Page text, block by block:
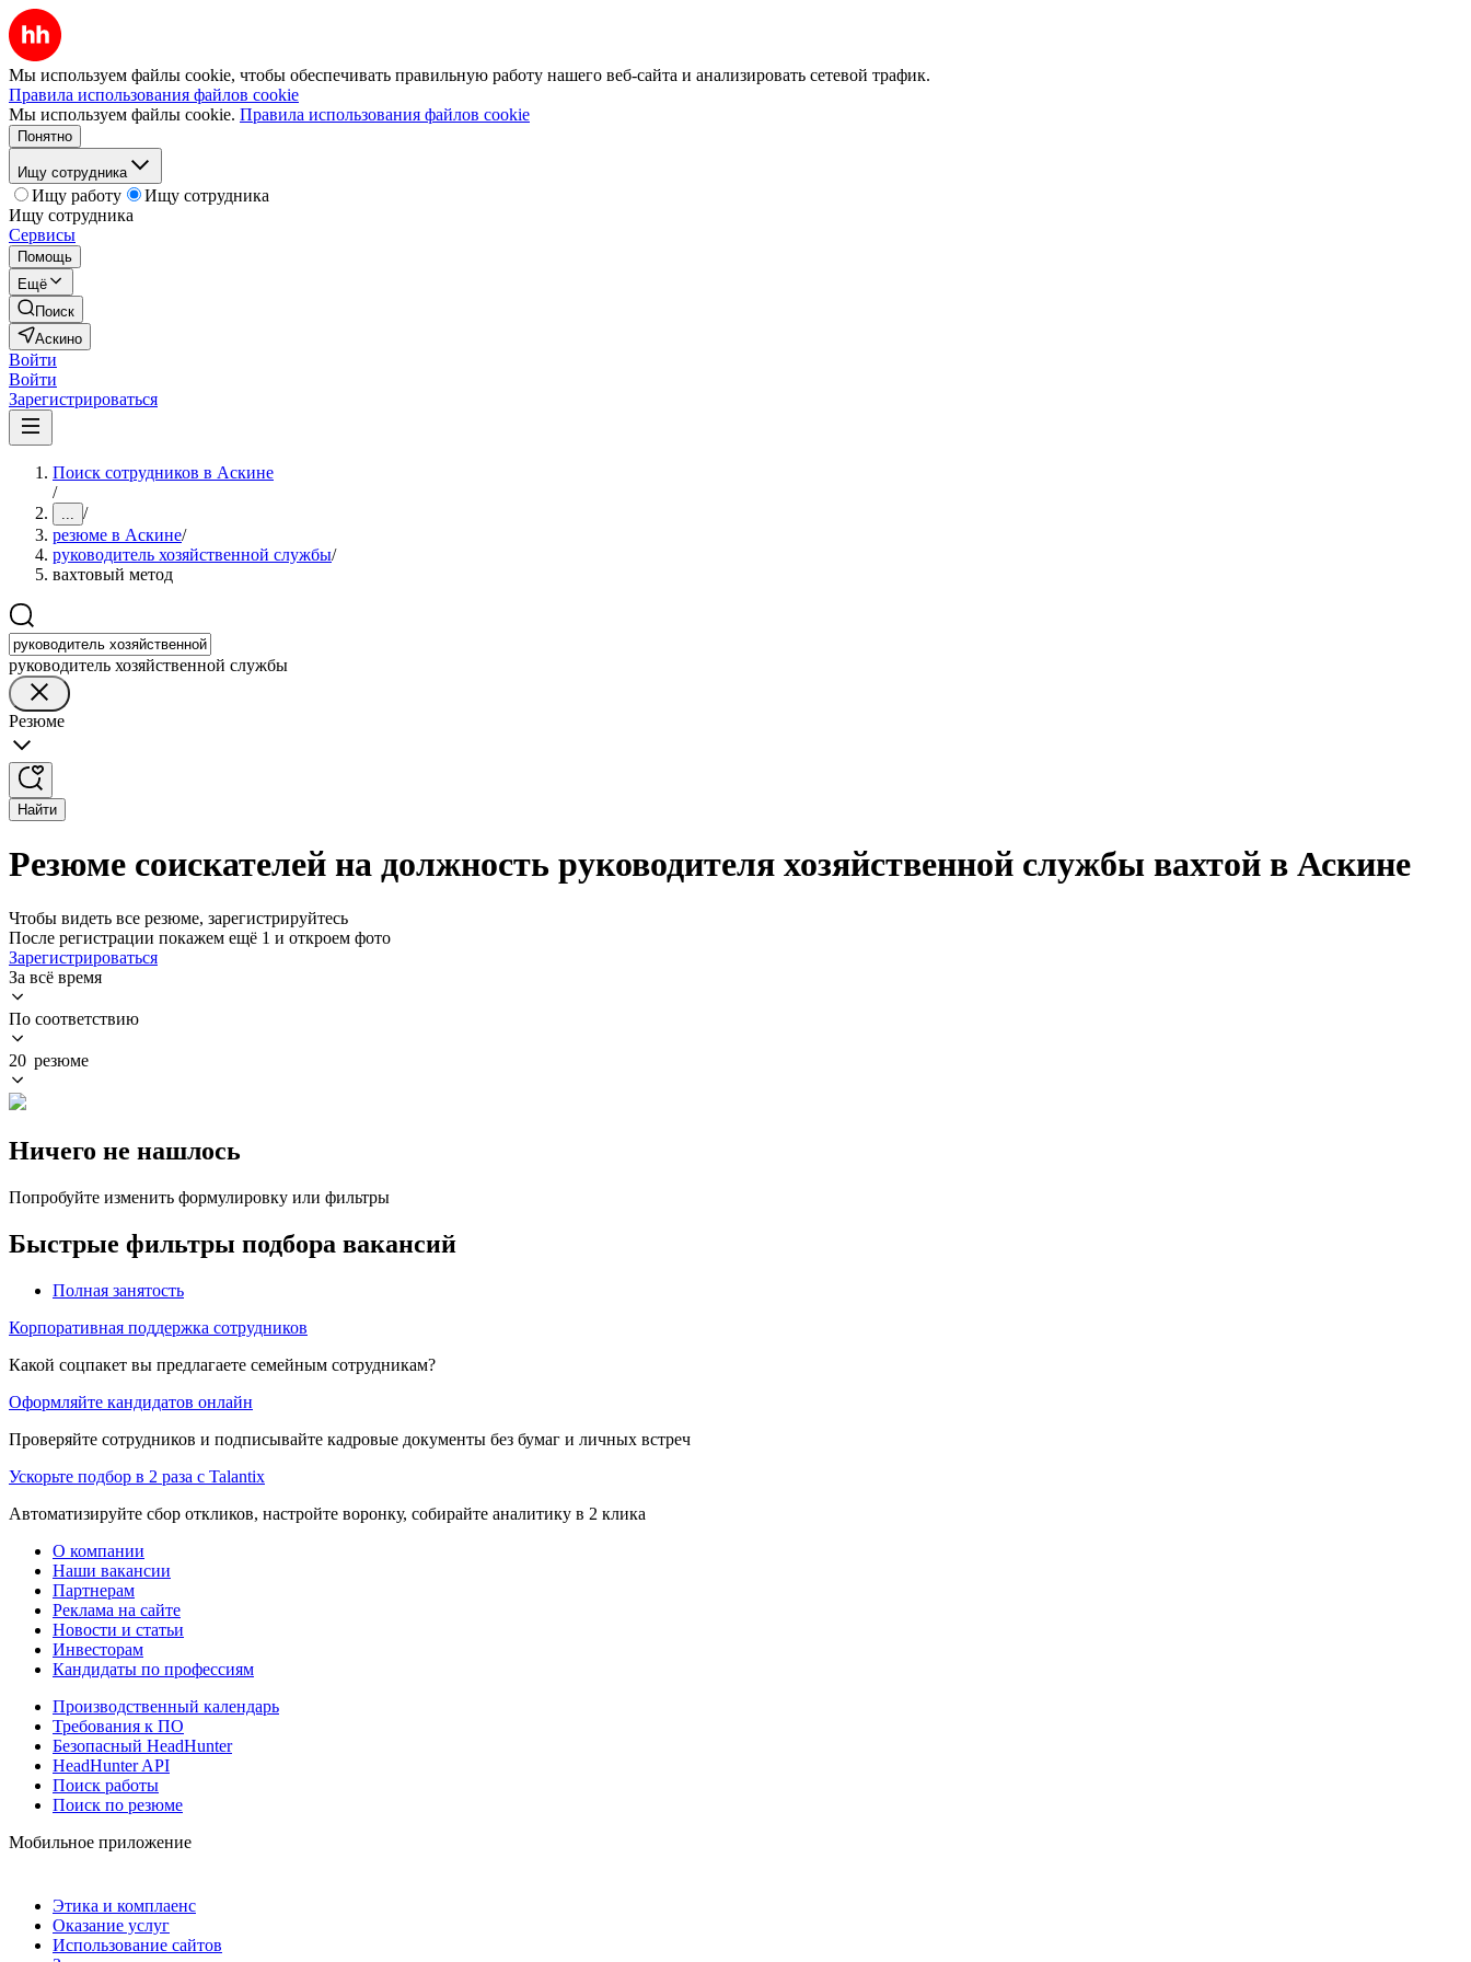
Мы используем файлы cookie, чтобы обеспечивать правильную работу нашего веб-сайта и анализировать сетевой трафик.
Правила использования файлов cookie
Мы используем файлы cookie. Правила использования файлов cookie
Понятно
Ищу сотрудника
Ищу работу
Ищу сотрудника
Ищу сотрудника
Сервисы
Помощь
Ещё
Поиск
Аскино
Войти
Войти
Зарегистрироваться
Поиск сотрудников в Аскине
/
... /
резюме в Аскине/
руководитель хозяйственной службы/
вахтовый метод
руководитель хозяйственной службы
Резюме
Найти
Резюме соискателей на должность руководителя хозяйственной службы вахтой в Аскине
Чтобы видеть все резюме, зарегистрируйтесь
После регистрации покажем ещё 1 и откроем фото
Зарегистрироваться
За всё время
По соответствию
20 резюме
Ничего не нашлось
Попробуйте изменить формулировку или фильтры
Быстрые фильтры подбора вакансий
Полная занятость
Корпоративная поддержка сотрудников
Какой соцпакет вы предлагаете семейным сотрудникам?
Оформляйте кандидатов онлайн
Проверяйте сотрудников и подписывайте кадровые документы без бумаг и личных встреч
Ускорьте подбор в 2 раза с Talantix
Автоматизируйте сбор откликов, настройте воронку, собирайте аналитику в 2 клика
О компании
Наши вакансии
Партнерам
Реклама на сайте
Новости и статьи
Инвесторам
Кандидаты по профессиям
Производственный календарь
Требования к ПО
Безопасный HeadHunter
HeadHunter API
Поиск работы
Поиск по резюме
Мобильное приложение
Этика и комплаенс
Оказание услуг
Использование сайтов